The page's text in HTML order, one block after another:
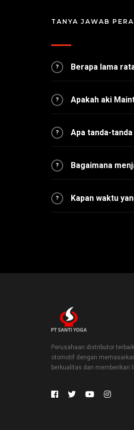
TANYA JAWAB
? Berapa lama
? Apakah aki
? Apa tanda-
? Bagaimana
? Kapan waktu
Perusahaan distributor
otomotif dengan
berkualitas dan memberikan